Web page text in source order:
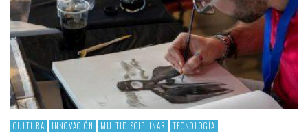
CULTURA INNOVACIÓN MULTIDISCIPLINAR TECNOLOGÍA